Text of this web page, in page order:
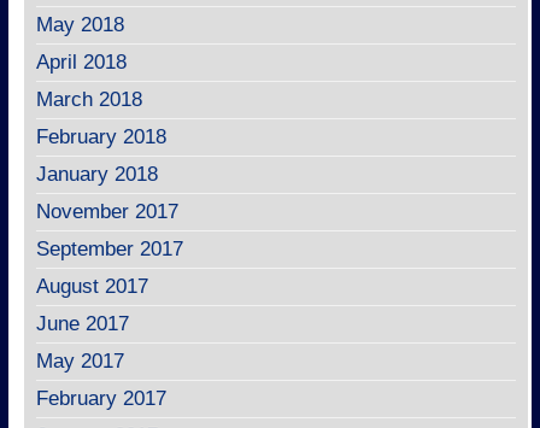
May 2018
April 2018
March 2018
February 2018
January 2018
November 2017
September 2017
August 2017
June 2017
May 2017
February 2017